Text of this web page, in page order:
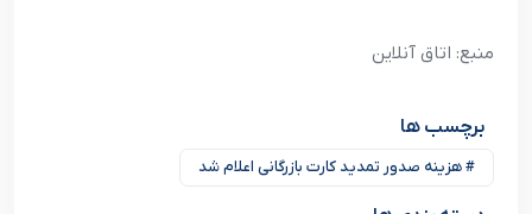
منبع: اتاق آنلاین
برچسب ها
# هزینه صدور ‌تمدید کارت بازرگانی اعلام شد